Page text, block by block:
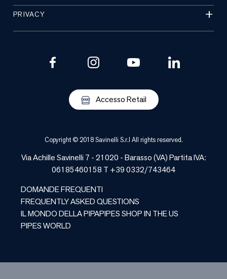
PRIVACY
Accesso Retail
Copyright © 2018 Savinelli S.r.l All rights reserved.
Via Achille Savinelli 7 - 21020 -Barasso(VA) Partita IVA:
06185460158 T +39 0332/743464
DOMANDE FREQUENTI
FREQUENTLY ASKED QUESTIONS
IL MONDO DELLA PIPAPIPES SHOP IN THE US
PIPES WORLD